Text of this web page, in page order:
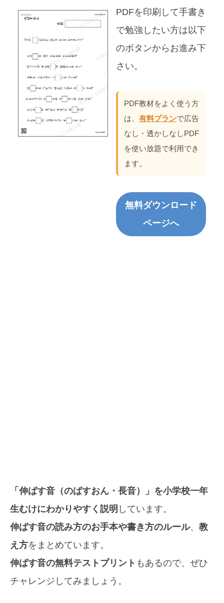
PDFを印刷して手書き
で勉強したい方は以下
のボタンからお進み下
さい。
PDF教材をよく使う方
は、 有料プランで広告
なし・透かしなしPDF
を使い放題で利用でき
ます。
無料ダウンロード
ページへ
「伸ばす音（のばすおん・長音）」を小学校一年
生むけにわかりやすく説明 しています。
伸ばす音の読み方のお手本や書き方のルール、 教
え方をまとめています。
伸ばす音の無料テストプリント もあるので、ぜひ
チャレンジしてみましょう。